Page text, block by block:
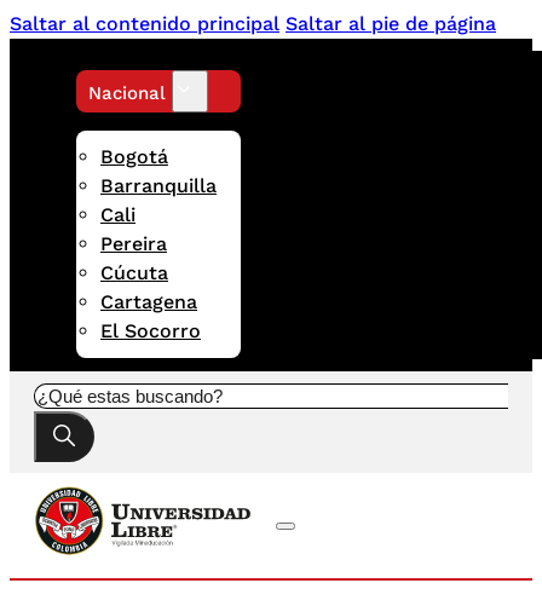
Saltar al contenido principal Saltar al pie de página
Nacional
Bogotá
Barranquilla
Cali
Pereira
Cúcuta
Cartagena
El Socorro
Buscar